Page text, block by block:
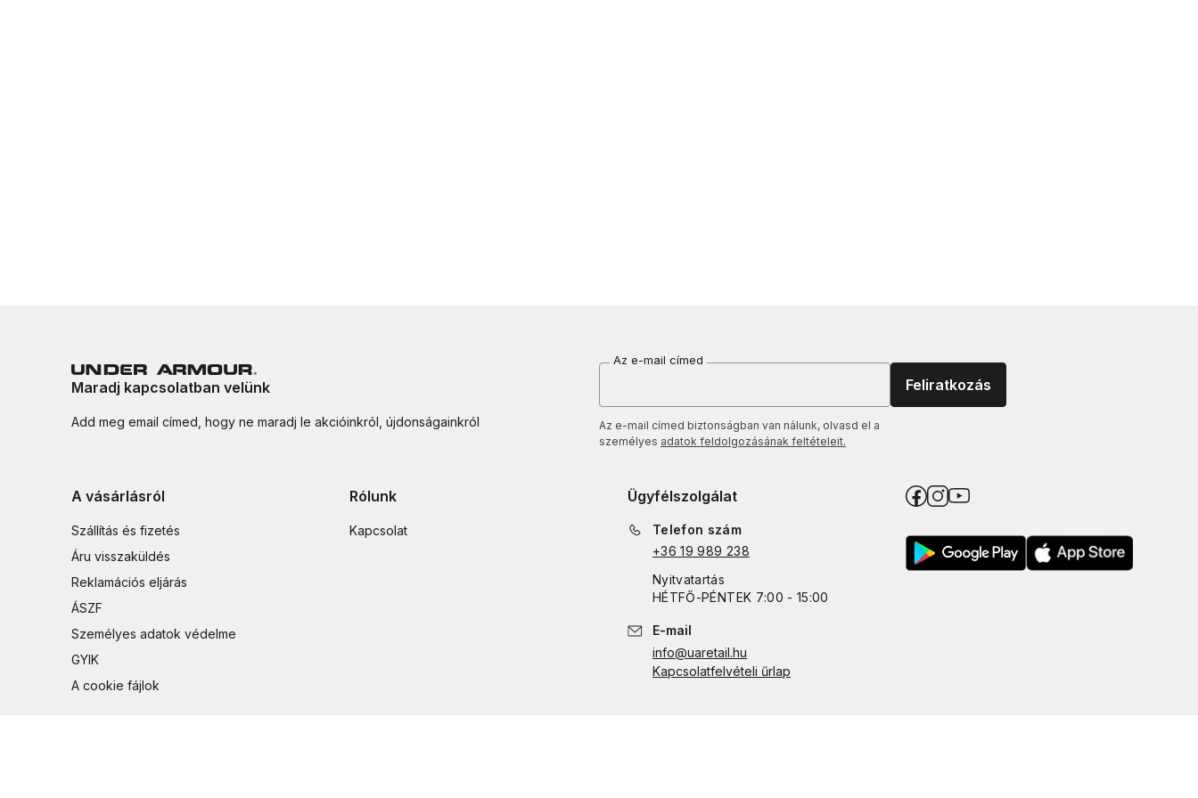
Maradj kapcsolatban velünk
Add meg email címed, hogy ne maradj le akcióinkról, újdonságainkról
Az e-mail címed
Feliratkozás
Az e-mail címed biztonságban van nálunk, olvasd el a
személyes adatok feldolgozásának feltételeit.
A vásárlásról
Szállítás és fizetés
Áru visszaküldés
Reklamációs eljárás
ÁSZF
Személyes adatok védelme
GYIK
A cookie fájlok
Rólunk
Kapcsolat
Ügyfélszolgálat
Telefon szám
+36 19 989 238
Nyitvatartás
HÉTFŐ-PÉNTEK 7:00 - 15:00
E-mail
info@uaretail.hu
Kapcsolatfelvételi űrlap